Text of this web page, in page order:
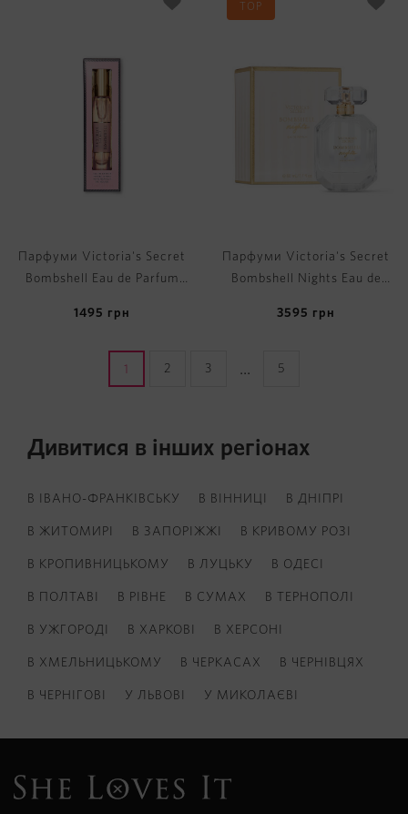
Парфуми Victoria's Secret
Bombshell Eau de Parfum
1495 грн
TOP
Парфуми Victoria's Secret
Bombshell Nights Eau de
3595 грн
1 2 3 ... 5
Дивитися в інших регіонах
В ІВАНО-ФРАНКІВСЬКУ В ВІННИЦІ В ДНІПРІ
В ЖИТОМИРІ В ЗАПОРІЖЖІ В КРИВОМУ РОЗІ
В КРОПИВНИЦЬКОМУ В ЛУЦЬКУ В ОДЕСІ
В ПОЛТАВІ В РІВНЕ В СУМАХ В ТЕРНОПОЛІ
В УЖГОРОДІ В ХАРКОВІ В ХЕРСОНІ
В ХМЕЛЬНИЦЬКОМУ В ЧЕРКАСАХ В ЧЕРНІВЦЯХ
В ЧЕРНІГОВІ У ЛЬВОВІ У МИКОЛАЄВІ